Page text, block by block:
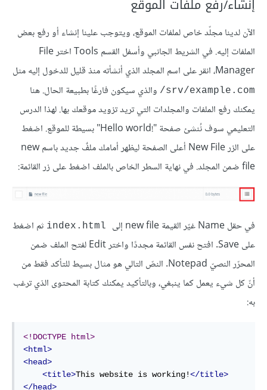
الآن لدينا مجلّد خاص لملفات الموقع، ويتوجب علينا إنشاء أو رفع بعض
الملفات إليه. في الشريط الجانبي وأسفل القسم Tools اختر File
Manager، انقر على اسم المجلد الذي أنشأته منذ قليل للدخول إليه مثل
srv/example.com/
والذي سيكون فارغًا بطبيعة الحال. هنا
يمكنك رفع الملفات والمجلدات التي تريد تزويد موقعك بها. لهذا الدرس
التعليمي سوف نُنشئ صفحة "!
Hello world" بسيطة للموقع. اضغط
على الزر New File أعلى الصفحة ليظهر أمامك ملفٌ جديد باسم new
file ضمن المجلد. في نهاية السطر الخاص بالملف اضغط على زر القائمة:
في حقل Name غيّر القيمة new file إلى
ثم اضغط
على Save. افتح نفس القائمة مجددًا واختر Edit لفتح الملف ضمن
المحرّر النصيّ Notepad. النصّ التالي هو مثال بسيط للتأكد فقط من
أنّ كل شيء يعمل كما ينبغي، وبالتأكيد يمكنك كتابة المحتوى الذي ترغب
به:
<!DOCTYPE html>
<html>
<head>
<title>This website is working!</title>
</head>